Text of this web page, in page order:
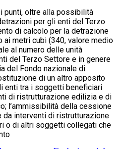
punti, oltre alla possibilità
per gli enti del Terzo
di calcolo per la detrazione
ai metri cubi (340, valore medio
al numero delle unità
del Terzo Settore e in genere
del Fondo nazionale di
di un altro apposito
enti tra i soggetti beneficiari
di ristrutturazione edilizia e di
l’ammissibilità della cessione
interventi di ristrutturazione
o di altri soggetti collegati che